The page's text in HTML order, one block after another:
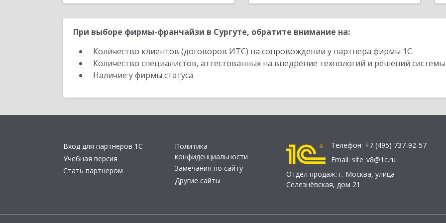
При выборе фирмы-франчайзи в Сургуте, обратите внимание на:
Количество клиентов (договоров ИТС) на сопровождении у партнера фирмы 1С.
Количество специалистов, аттестованных на внедрение технологий и решений
Наличие у фирмы статуса
Вход для партнеров 1С
Учебная версия
Стать партнером
Политика
конфиденциальности
Замечания по сайту
Другие сайты
Телефон: +7 (495) 737-92-57
Email: site_v8@1c.ru
Отдел продаж: г. Москва, улица
Селезнёвская, дом 21